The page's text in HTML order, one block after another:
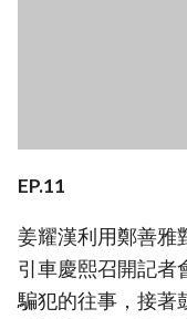
EP.11
姜耀漢利用鄭善雅
引車慶熙召開記者
騙犯的往事，接著